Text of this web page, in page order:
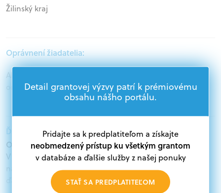
Žilinský kraj
Oprávnení žiadatelia:
Akademický sektor, Samospráva, Mimovládne
organizácie
Ďalšie informácie:
Oprávnení žiadatelia:
V databáze grantov a dotácií na portáli Grantexpert.sk
nájdete aktuálne výzvy z eurofondov, plánu obnovy a
ďalších zdrojov.
Detail grantovej výzvy patrí k prémiovému
obsahu nášho portálu.
Pridajte sa k predplatiteľom a získajte
neobmedzený prístup ku všetkým grantom
v databáze a ďalšie služby z našej ponuky
STAŤ SA PREDPLATITEĽOM